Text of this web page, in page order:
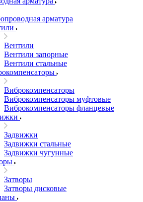
арматура
Вентили
Вентили запорные
Вентили стальные
Виброкомпенсаторы
Виброкомпенсаторы муфтовые
Виброкомпенсаторы фланцевые
Задвижки
Задвижки стальные
Задвижки чугунные
Затворы
Затворы дисковые